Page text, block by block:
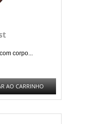
corpo...
AO CARRINHO